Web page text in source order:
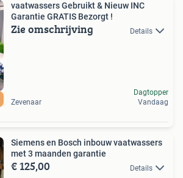
vaatwassers ️Gebruikt & Nieuw INC
Garantie GRATIS Bezorgt !
Zie omschrijving Details
Zevenaar
Dagtopper
Vandaag
Siemens en Bosch inbouw vaatwassers
met 3 maanden garantie
€ 125,00 Details